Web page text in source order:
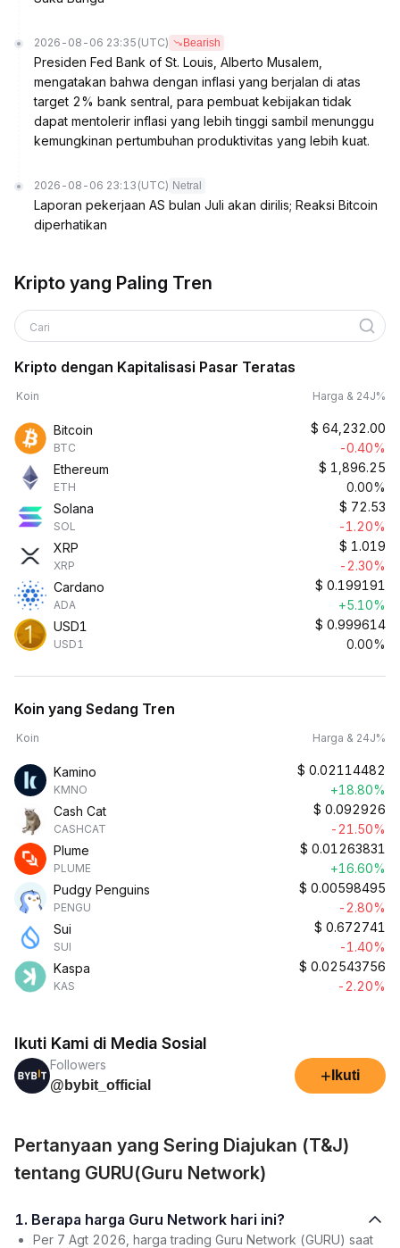
2026-08-06 23:35 (UTC) Bearish
Presiden Fed Bank of St. Louis, Alberto Musalem,
mengatakan bahwa dengan inflasi yang berjalan di atas
target 2% bank sentral, para pembuat kebijakan tidak
dapat mentolerir inflasi yang lebih tinggi sambil menunggu
kemungkinan pertumbuhan produktivitas yang lebih kuat.
2026-08-06 23:13 (UTC) Netral
Laporan pekerjaan AS bulan Juli akan dirilis; Reaksi Bitcoin
diperhatikan
Kripto yang Paling Tren
Cari
Kripto dengan Kapitalisasi Pasar Teratas
Koin Harga & 24J%
Bitcoin
BTC
$ 64,232.00
-0.40%
Ethereum
ETH
$ 1,896.25
0.00%
Solana
SOL
$ 72.53
-1.20%
XRP
XRP
$ 1.019
-2.30%
Cardano
ADA
$ 0.199191
+5.10%
USD1
USD1
$ 0.999614
0.00%
Koin yang Sedang Tren
Koin Harga & 24J%
Kamino
KMNO
$ 0.02114482
+18.80%
Cash Cat
CASHCAT
$ 0.092926
-21.50%
Plume
PLUME
$ 0.01263831
+16.60%
Pudgy Penguins
PENGU
$ 0.00598495
-2.80%
Sui
SUI
$ 0.672741
-1.40%
Kaspa
KAS
$ 0.02543756
-2.20%
Ikuti Kami di Media Sosial
Followers
@bybit_official
+ Ikuti
Pertanyaan yang Sering Diajukan (T&J)
tentang GURU(Guru Network)
1. Berapa harga Guru Network hari ini?
Per 7 Agt 2026, harga trading Guru Network (GURU) saat